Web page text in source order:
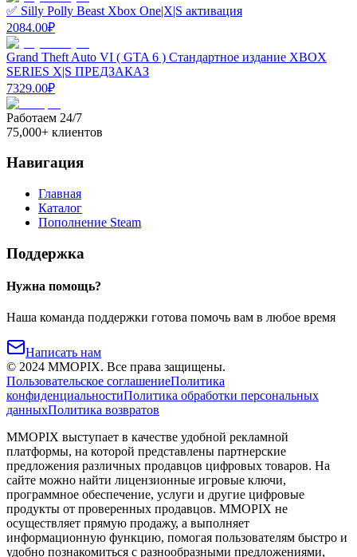
✅ Silly Polly Beast Xbox One|X|S активация
2084.00₽
Grand Theft Auto VI ( GTA 6 ) Стандартное издание XBOX
SERIES X|S ПРЕДЗАКАЗ
7329.00₽
Работаем 24/7
75,000+ клиентов
Навигация
Главная
Каталог
Пополнение Steam
Поддержка
Нужна помощь?
Наша команда поддержки готова помочь вам в любое время
Написать нам
© 2024 MMOPIX. Все права защищены.
Пользовательское соглашениеПолитика
конфиденциальностиПолитика обработки персональных
данныхПолитика возвратов
MMOPIX выступает в качестве удобной рекламной
платформы, на которой представлены партнерские
предложения различных продавцов цифровых товаров. На
сайте можно найти лицензионные игровые ключи,
программное обеспечение, услуги и другие цифровые
продукты от проверенных продавцов. MMOPIX не
осуществляет прямую продажу, а выполняет
информационную функцию, помогая пользователям быстро и
удобно познакомиться с разнообразными предложениями,